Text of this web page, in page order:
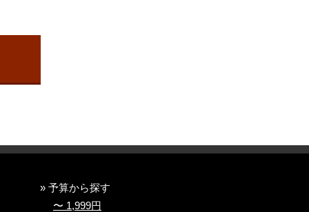
» 予算から探す
〜 1,999円